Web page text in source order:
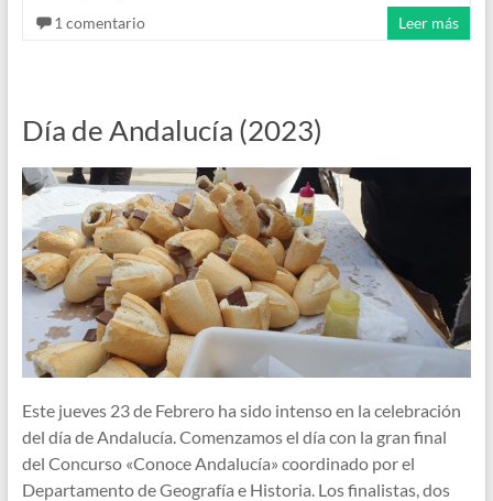
1 comentario
Leer más
Día de Andalucía (2023)
Este jueves 23 de Febrero ha sido intenso en la celebración
del día de Andalucía. Comenzamos el día con la gran final
del Concurso «Conoce Andalucía» coordinado por el
Departamento de Geografía e Historia. Los finalistas, dos